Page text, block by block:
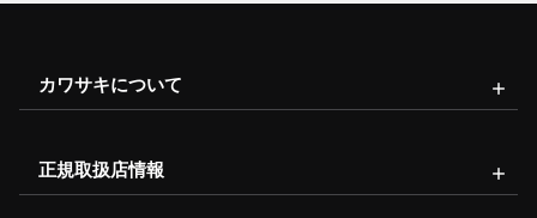
カワサキについて
正規取扱店情報